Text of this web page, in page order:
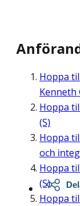
Hoppa
Kenneth
Hoppa
(S)
Hoppa
och
Hoppa
(S)
Hoppa